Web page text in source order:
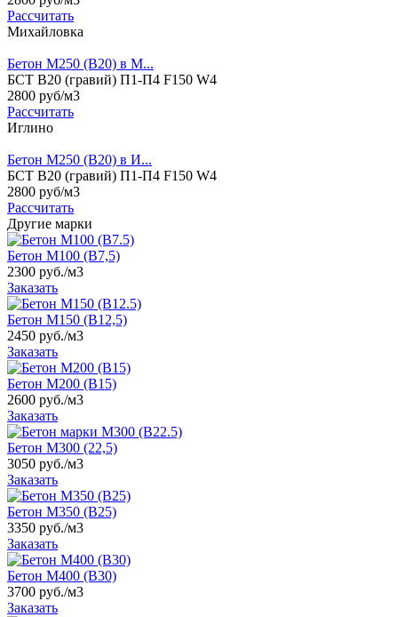
Рассчитать
Михайловка
Бетон М250 (B20) в М...
БСТ В20 (гравий) П1-П4 F150 W4
2800 руб/м3
Рассчитать
Иглино
Бетон М250 (B20) в И...
БСТ В20 (гравий) П1-П4 F150 W4
2800 руб/м3
Рассчитать
Другие марки
Бетон М100 (B7,5)
2300 руб./м3
Заказать
Бетон М150 (B12,5)
2450 руб./м3
Заказать
Бетон М200 (B15)
2600 руб./м3
Заказать
Бетон М300 (22,5)
3050 руб./м3
Заказать
Бетон М350 (B25)
3350 руб./м3
Заказать
Бетон М400 (B30)
3700 руб./м3
Заказать